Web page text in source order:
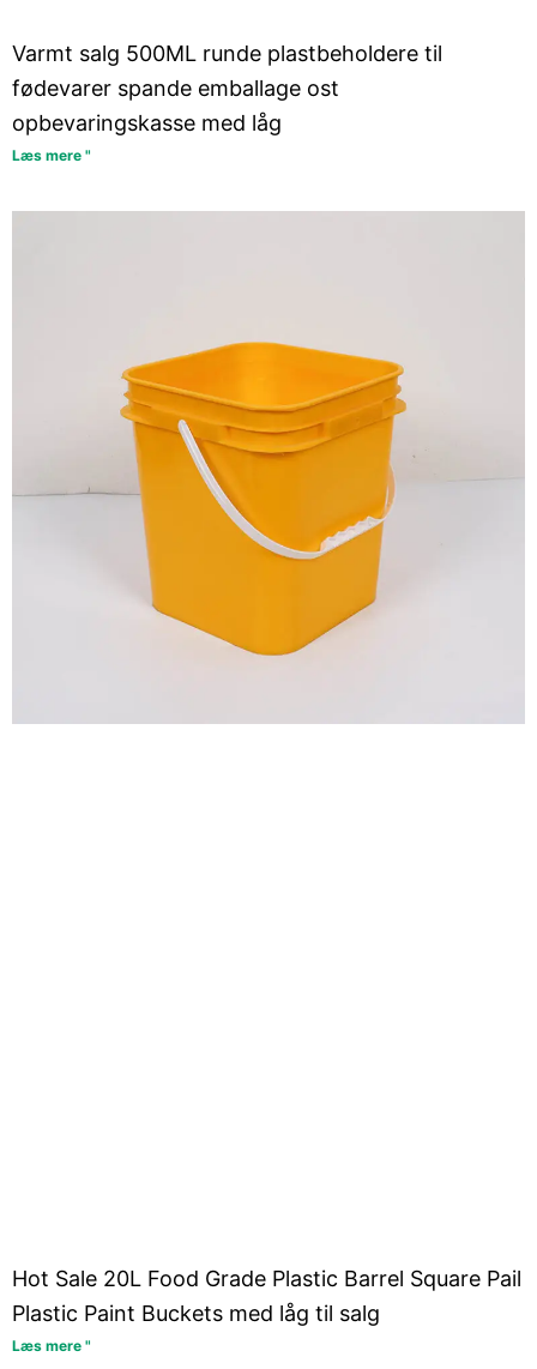
Varmt salg 500ML runde plastbeholdere til
fødevarer spande emballage ost
opbevaringskasse med låg
Læs mere "
Hot Sale 20L Food Grade Plastic Barrel Square Pail
Plastic Paint Buckets med låg til salg
Læs mere "